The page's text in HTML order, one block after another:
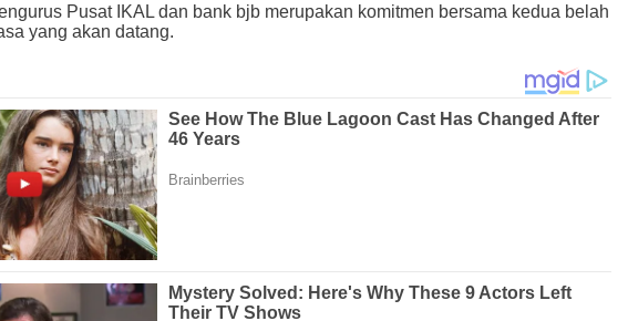
Pusat IKAL dan bank bjb merupakan komitmen bersama kedua belah
yang akan datang.